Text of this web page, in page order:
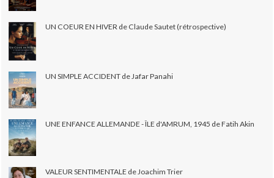
UN COEUR EN HIVER de Claude Sautet (rétrospective)
UN SIMPLE ACCIDENT de Jafar Panahi
UNE ENFANCE ALLEMANDE - ÎLE d'AMRUM, 1945 de Fatih Akin
VALEUR SENTIMENTALE de Joachim Trier